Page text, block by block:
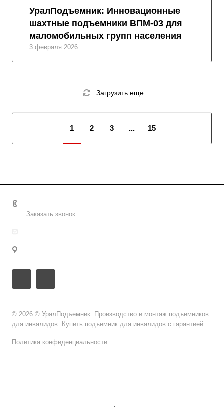
УралПодъемник: Инновационные
шахтные подъемники ВПМ-03 для
маломобильных групп населения
3 февраля 2026
Загрузить еще
1 2 3 ... 15
Заказать звонок
© 2026 © УралПодъемник. Производство и монтаж подъемников
для инвалидов. Купить подъемник для инвалидов с гарантией.
Политика конфиденциальности
.